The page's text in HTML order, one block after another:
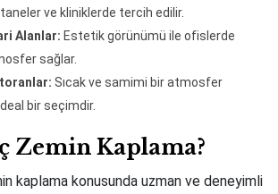
ve kliniklerde tercih edilir.
Alanlar: Estetik görünümü ile ofislerde
sağlar.
Sıcak ve samimi bir atmosfer
bir seçimdir.
Zemin Kaplama?
kaplama konusunda uzman ve deneyimli